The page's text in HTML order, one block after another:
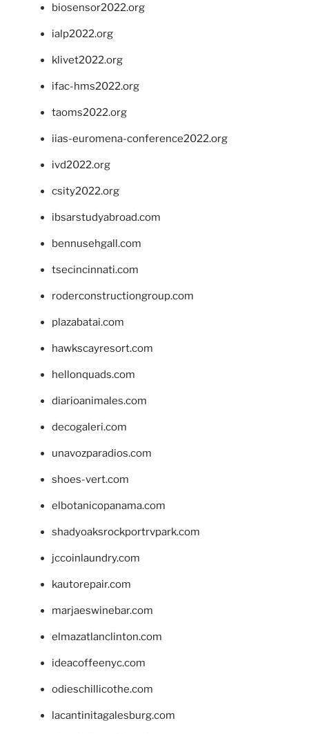
biosensor2022.org
ialp2022.org
klivet2022.org
ifac-hms2022.org
taoms2022.org
iias-euromena-conference2022.org
ivd2022.org
csity2022.org
ibsarstudyabroad.com
bennusehgall.com
tsecincinnati.com
roderconstructiongroup.com
plazabatai.com
hawkscayresort.com
hellonquads.com
diarioanimales.com
decogaleri.com
unavozparadios.com
shoes-vert.com
elbotanicopanama.com
shadyoaksrockportrvpark.com
jccoinlaundry.com
kautorepair.com
marjaeswinebar.com
elmazatlanclinton.com
ideacoffeenyc.com
odieschillicothe.com
lacantinitagalesburg.com